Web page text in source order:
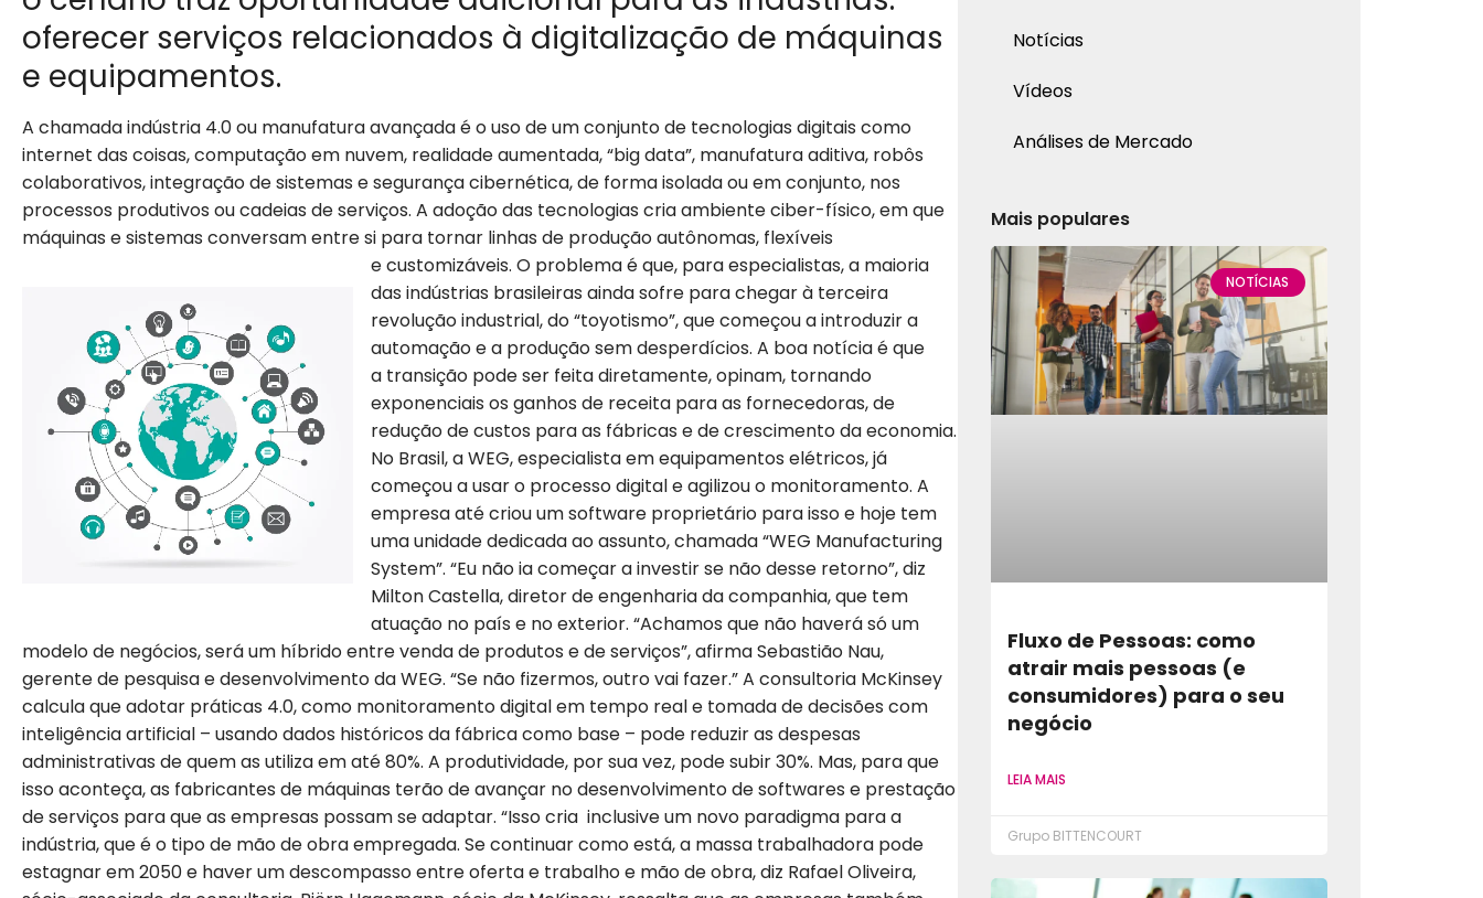
oferecer serviços relacionados à digitalização de máquinas
e equipamentos.
A chamada indústria 4.0 ou manufatura avançada é o uso de um conjunto de tecnologias digitais como
internet das coisas, computação em nuvem, realidade aumentada, “big data”, manufatura aditiva, robôs
colaborativos, integração de sistemas e segurança cibernética, de forma isolada ou em conjunto, nos
processos produtivos ou cadeias de serviços. A adoção das tecnologias cria ambiente ciber-físico, em que
máquinas e sistemas conversam entre si para tornar linhas de produção autônomas, flexíveis
e customizáveis. O problema é que, para especialistas, a maioria
das indústrias brasileiras ainda sofre para chegar à terceira
revolução industrial, do “toyotismo”, que começou a introduzir a
automação e a produção sem desperdícios. A boa notícia é que
a transição pode ser feita diretamente, opinam, tornando
exponenciais os ganhos de receita para as fornecedoras, de
redução de custos para as fábricas e de crescimento da economia.
No Brasil, a WEG, especialista em equipamentos elétricos, já
começou a usar o processo digital e agilizou o monitoramento. A
empresa até criou um software proprietário para isso e hoje tem
uma unidade dedicada ao assunto, chamada “WEG Manufacturing
System”. “Eu não ia começar a investir se não desse retorno”, diz
Milton Castella, diretor de engenharia da companhia, que tem
atuação no país e no exterior. “Achamos que não haverá só um
modelo de negócios, será um híbrido entre venda de produtos e de serviços”, afirma Sebastião Nau,
gerente de pesquisa e desenvolvimento da WEG. “Se não fizermos, outro vai fazer.” A consultoria McKinsey
calcula que adotar práticas 4.0, como monitoramento digital em tempo real e tomada de decisões com
inteligência artificial – usando dados históricos da fábrica como base – pode reduzir as despesas
administrativas de quem as utiliza em até 80%. A produtividade, por sua vez, pode subir 30%. Mas, para que
isso aconteça, as fabricantes de máquinas terão de avançar no desenvolvimento de softwares e prestação
de serviços para que as empresas possam se adaptar. “Isso cria inclusive um novo paradigma para a
indústria, que é o tipo de mão de obra empregada. Se continuar como está, a massa trabalhadora pode
estagnar em 2050 e haver um descompasso entre oferta e trabalho e mão de obra, diz Rafael Oliveira,
Notícias
Vídeos
Análises de Mercado
Mais populares
NOTÍCIAS
Fluxo de Pessoas: como
atrair mais pessoas (e
consumidores) para o seu
negócio
LEIA MAIS
Grupo BITTENCOURT